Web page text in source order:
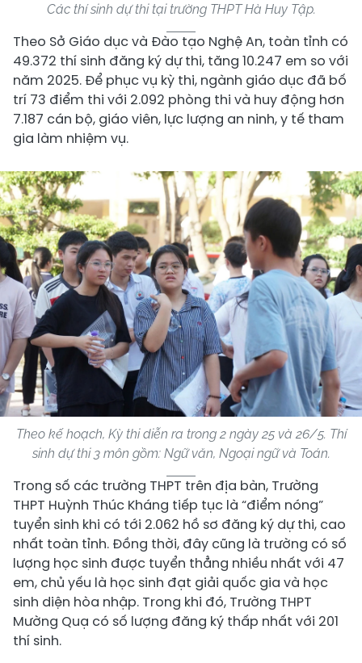
Các thí sinh dự thi tại trường THPT Hà Huy Tập.
Theo Sở Giáo dục và Đào tạo Nghệ An, toàn tỉnh có
49.372 thí sinh đăng ký dự thi, tăng 10.247 em so với
năm 2025. Để phục vụ kỳ thi, ngành giáo dục đã bố
trí 73 điểm thi với 2.092 phòng thi và huy động hơn
7.187 cán bộ, giáo viên, lực lượng an ninh, y tế tham
gia làm nhiệm vụ.
Theo kế hoạch, Kỳ thi diễn ra trong 2 ngày 25 và 26/5. Thí
sinh dự thi 3 môn gồm: Ngữ văn, Ngoại ngữ và Toán.
Trong số các trường THPT trên địa bàn, Trường
THPT Huỳnh Thúc Kháng tiếp tục là “điểm nóng”
tuyển sinh khi có tới 2.062 hồ sơ đăng ký dự thi, cao
nhất toàn tỉnh. Đồng thời, đây cũng là trường có số
lượng học sinh được tuyển thẳng nhiều nhất với 47
em, chủ yếu là học sinh đạt giải quốc gia và học
sinh diện hòa nhập. Trong khi đó, Trường THPT
Mường Quạ có số lượng đăng ký thấp nhất với 201
thí sinh.